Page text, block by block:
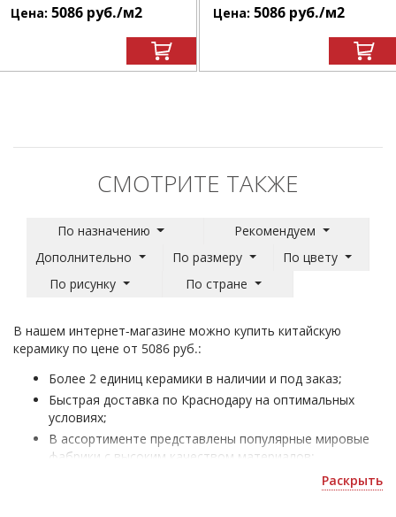
Цена: 5086 руб./м2 Цена: 5086 руб./м2
СМОТРИТЕ ТАКЖЕ
По назначению
Рекомендуем
Дополнительно
По размеру
По цвету
По рисунку
По стране
В нашем интернет-магазине можно купить китайскую
керамику по цене от 5086 руб.:
Более 2 единиц керамики в наличии и под заказ;
Быстрая доставка по Краснодару на оптимальных
условиях;
В ассортименте представлены популярные мировые
фабрики с высоким качеством материалов;
Плитка Китай FMAX - для оформления домов иРаскрыть